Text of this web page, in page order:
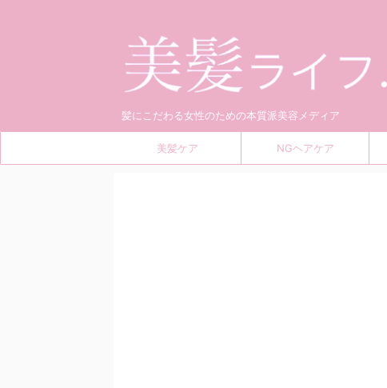
髪にこだわる女性のための本質派美容メディア
美髪ケア NGヘアケア